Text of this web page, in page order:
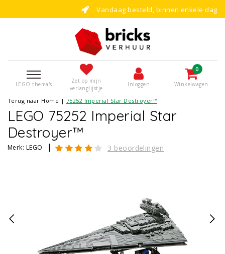
Vandaag besteld, binnen enkele dagen bouwen!
LEGO thema's
Zet op mijn
verlanglijstje
Inloggen
0
Winkelwagen
Terug naar Home | 75252 Imperial Star Destroyer™
LEGO 75252 Imperial Star
Destroyer™
Merk: LEGO | 3 beoordelingen